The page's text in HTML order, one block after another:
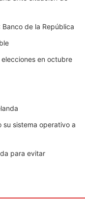
Banco de la República
en octubre
su sistema operativo a
para evitar